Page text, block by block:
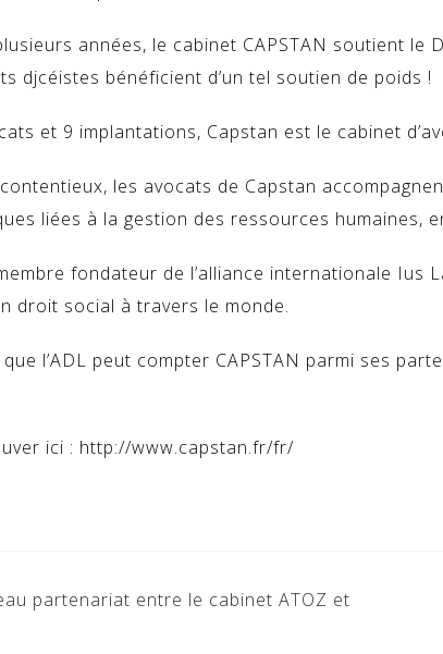
années, le cabinet CAPSTAN soutient le
djcéistes bénéficient d’un tel soutien de poids !
et 9 implantations, Capstan est le cabinet
les avocats de Capstan
liées à la gestion des ressources humaines,
fondateur de l’alliance internationale Ius
droit social à travers le monde.
que l’ADL peut compter CAPSTAN parmi ses
ici : http://www.capstan.fr/fr/
partenariat entre le cabinet ATOZ et